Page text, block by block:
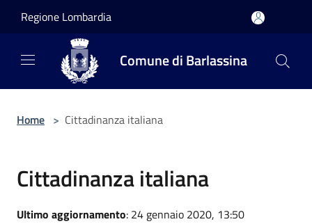
Regione Lombardia
Comune di Barlassina
Home > Cittadinanza italiana
Cittadinanza italiana
Ultimo aggiornamento: 24 gennaio 2020, 13:50